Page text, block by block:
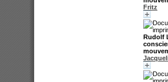
Fritz
Rudolf